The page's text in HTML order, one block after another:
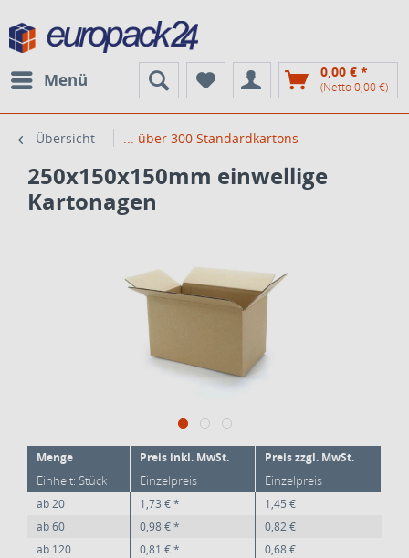
Menü 0,00 € *
(Netto 0,00 €)
Übersicht ... über 300 Standardkartons
250x150x150mm einwellige
Kartonagen
Menge Preis inkl. MwSt. Preis zzgl. MwSt.
Einheit: Stück Einzelpreis Einzelpreis
ab20 1,73 € *
1,45 €
ab60 0,98 € *
0,82 €
ab 120 0,81 € *
0,68 €